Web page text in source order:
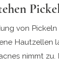
von Pickeln
Hautzellen
nimmt